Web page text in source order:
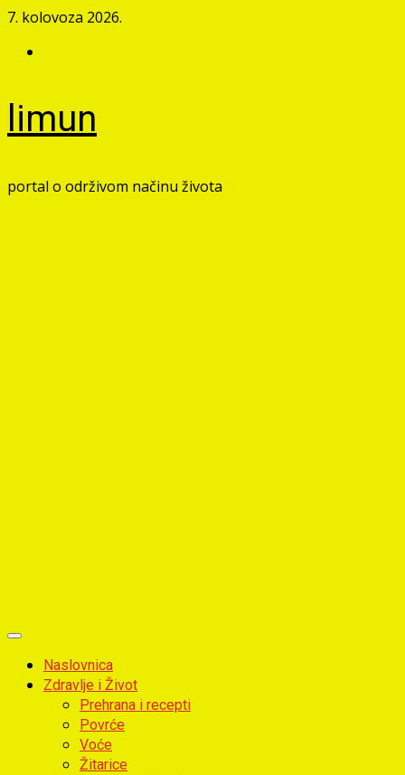
Skip
content
7. kolovoza 2026.
limun
portal o održivom načinu života
Primary
MenuNaslovnica
Zdravlje i Život
Prehrana i recepti
Povrće
Voće
Žitarice